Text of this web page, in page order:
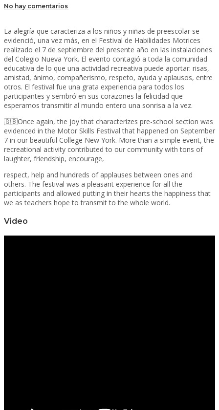
No hay comentarios
La alegría que caracteriza a los niños y niñas de preescolar se
evidenció, una vez más, en el Festival de Habilidades Motrices
realizado el 7 de septiembre del presente año en las instalaciones
del Colegio Nueva York. El evento contagió a toda la comunidad
educativa de lo que una actividad recreativa puede aportar: risas,
amistad, ánimo, compañerismo, respeto, ayuda y aplausos, entre
otros. El festival fue una grata experiencia para todos los
participantes y sembró en sus corazones la felicidad que
esperamos transmitir al mundo entero una sonrisa a la vez.
🇬🇧Once again, the joy that characterizes pre-school section was
evidenced in the Motor Skills Festival that happened on September
7 in our beautiful College New York. More than a simple event, the
recreational activity contributed to our community with tons of
laughter, friendship, encourage,
respect, help and hundreds of applauses between ones and
others. The festival was a pleasant experience for all the
participants and allowed putting in their hearts the happiness that
we as teachers hope to transmit to the whole world.
Video